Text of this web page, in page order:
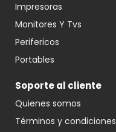
Impresoras
Monitores Y Tvs
Perifericos
Portables
Soporte al cliente
Quienes somos
Términos y condiciones